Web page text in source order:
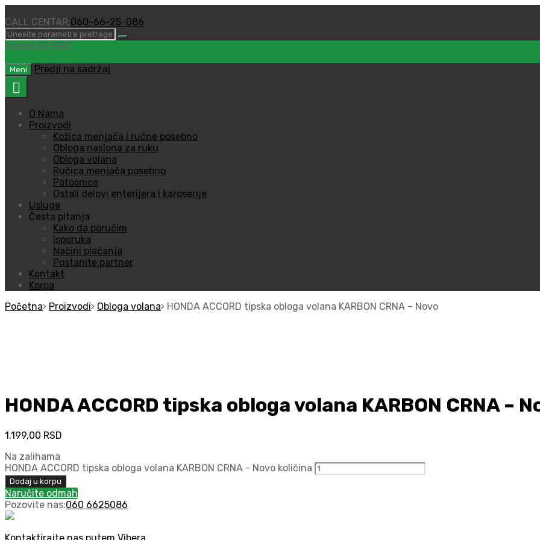
CALL CENTAR:060-66-25-086
Korpa0,00 RSD
Meni Predji na sadržaj
O Nama
Proizvodi
Kožica menjača i ručne posebno
Obloga naslona za ruku
Obloga volana
Ručica menjača posebno
Patosnice
Ostali delovi enterijera i karoserije
Usluge
Česta pitanja
Kako da poručim
Isporuka
Načini plaćanja
Postanite partner
Kontakt
Korpa
Početna
Proizvodi Obloga volana HONDA ACCORD tipska obloga volana KARBON CRNA – Novo
HONDA ACCORD tipska obloga volana KARBON CRNA –
1.199,00 RSD
Na zalihama
HONDA ACCORD tipska obloga volana KARBON CRNA - Novo količina
Dodaj u korpu
Naručite odmah
Pozovite nas:060 6625086